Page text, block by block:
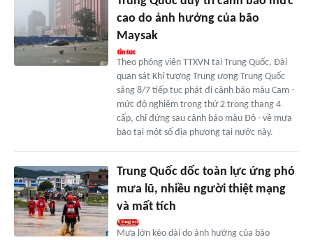
cao do ảnh hưởng của bão
Maysak
Theo phóng viên TTXVN tại Trung Quốc, Đài
quan sát Khí tượng Trung ương Trung Quốc
sáng 8/7 tiếp tục phát đi cảnh báo màu Cam -
mức độ nghiêm trọng thứ 2 trong thang 4
cấp, chỉ đứng sau cảnh báo màu Đỏ - về mưa
bão tại một số địa phương tại nước này.
Trung Quốc dốc toàn lực ứng phó
mưa lũ, nhiều người thiệt mạng
và mất tích
Mưa lớn kéo dài do ảnh hưởng của bão